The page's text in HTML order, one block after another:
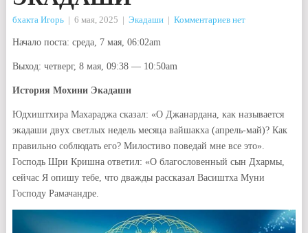
бхакта Игорь | 6 мая, 2025 | Экадаши | Комментариев нет
Начало поста: среда, 7 мая, 06:02am
Выход: четверг, 8 мая, 09:38 — 10:50am
История Мохини Экадаши
Юдхиштхира Махараджа сказал: «О Джанардана, как называется
экадаши двух светлых недель месяца вайшакха (апрель-май)? Как
правильно соблюдать его? Милостиво поведай мне все это».
Господь Шри Кришна ответил: «О благословенный сын Дхармы,
сейчас Я опишу тебе, что дважды рассказал Васиштха Муни
Господу Рамачандре.